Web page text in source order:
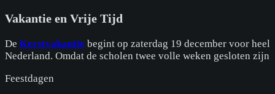
Vakantie en Vrije Tijd
De Kerstvakantie begint op zaterdag 19 december voor heel
Nederland. Omdat de scholen twee volle weken gesloten zijn
Feestdagen